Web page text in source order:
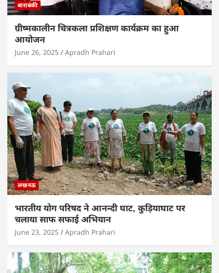
बाराबंकी
ग्रीष्मकालीन चित्रकला प्रशिक्षण कार्यक्रम का हुआ
आयोजन
June 26, 2025 Apradh Prahari
लखनऊ
भारतीय योग परिषद ने आनन्दी घाट, कुड़ियाघाट पर
चलाया साफ सफाई अभियान
June 23, 2025 Apradh Prahari